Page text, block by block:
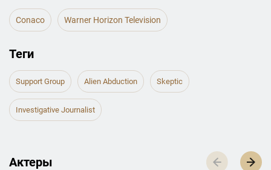
Conaco Warner Horizon Television
Теги
Support Group Alien Abduction Skeptic
Investigative Journalist
Актеры